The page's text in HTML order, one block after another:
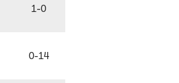
1-0
0-14